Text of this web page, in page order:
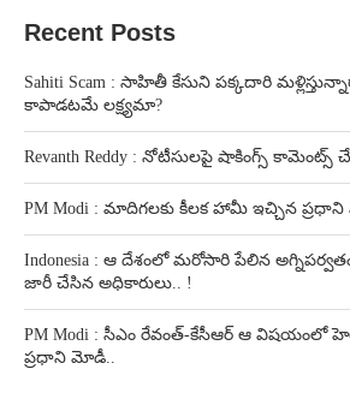
Recent Posts
Sahiti Scam : సాహితీ కేసుని పక్కదారి
కాపాడటమే లక్ష్యమా?
Revanth Reddy : నోటీసులపై షాకింగ్స్ కామెంట్స్
PM Modi : మాదిగలకు కీలక హామీ ఇచ్చిన
Indonesia : ఆ దేశంలో మరోసారి పేలిన
జారీ చేసిన అధికారులు.. !
PM Modi : సీఎం రేవంత్-కేసీఆర్ ఆ విషయంలో
ప్రధాని మోడీ..